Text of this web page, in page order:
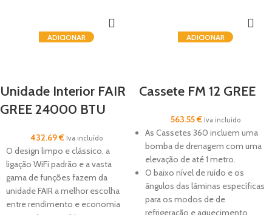
ADICIONAR ADICIONAR
Unidade Interior FAIR
GREE 24000 BTU
432.69€ Iva incluído
O design limpo e clássico, a
ligação WiFi padrão e a vasta
gama de funções fazem da
unidade FAIR a melhor escolha
entre rendimento e economia
Cassete FM 12 GREE
563.55€ Iva incluído
As Cassetes 360 incluem uma
bomba de drenagem com uma
elevação de até 1 metro.
O baixo nível de ruído e os
ângulos das lâminas específicas
para os modos de de
refrigeração e aquecimento